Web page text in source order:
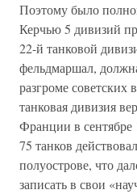
Поэтому было
Керчью 5 дивизий
22-й танковой
фельдмаршал,
разгроме советских
танковая дивизия
Франции в сентябре
75 танков
полуострове, что
записать в свои